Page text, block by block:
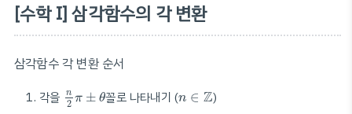
[수학 I] 삼각함수의 각 변환
삼각함수 각 변환 순서
각을 n
2 π ± θ
n2π ± θ꼴로 나타내기 (n ∈ Z
n ∈ Z )